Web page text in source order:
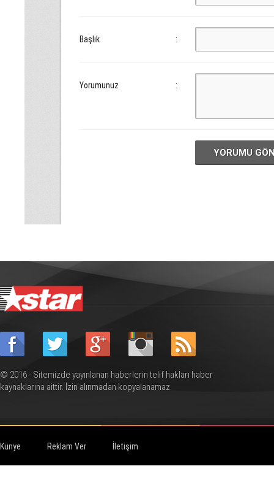
Başlık :
Yorumunuz :
YORUMU
© 2016 - Sitemizde yayınlanan haberlerin telif hakları haber
kaynaklarına aittir. İzin alınmadan kopyalanamaz.
Künye Reklam Ver İletişim